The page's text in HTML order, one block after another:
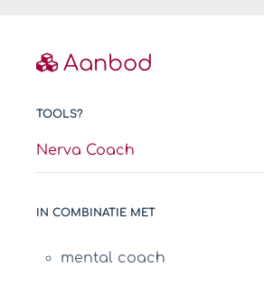
Aanbod
TOOLS?
Nerva Coach
IN COMBINATIE MET
mental coach